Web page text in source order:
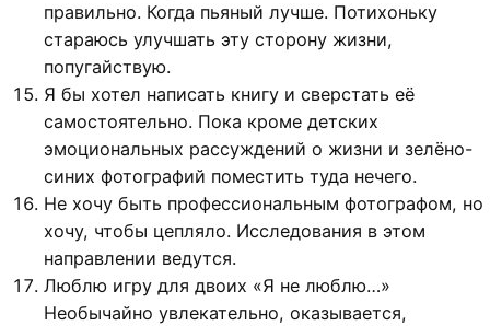
правильно. Когда пьяный лучше. Потихоньку
стараюсь улучшать эту сторону жизни,
попугайствую.
Я бы хотел написать книгу и сверстать её
самостоятельно. Пока кроме детских
эмоциональных рассуждений о жизни и зелёно-
синих фотографий поместить туда нечего.
Не хочу быть профессиональным фотографом, но
хочу, чтобы цепляло. Исследования в этом
направлении ведутся.
Люблю игру для двоих «Я не люблю…»
Необычайно увлекательно, оказывается,